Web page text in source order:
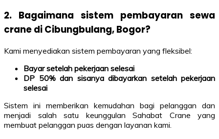
2. Bagaimana sistem pembayaran sewa
crane di Cibungbulang, Bogor?
Kami menyediakan sistem pembayaran yang fleksibel:
Bayar setelah pekerjaan selesai
DP 50% dan sisanya dibayarkan setelah pekerjaan
selesai
Sistem ini memberikan kemudahan bagi pelanggan dan
menjadi salah satu keunggulan Sahabat Crane yang
membuat pelanggan puas dengan layanan kami.